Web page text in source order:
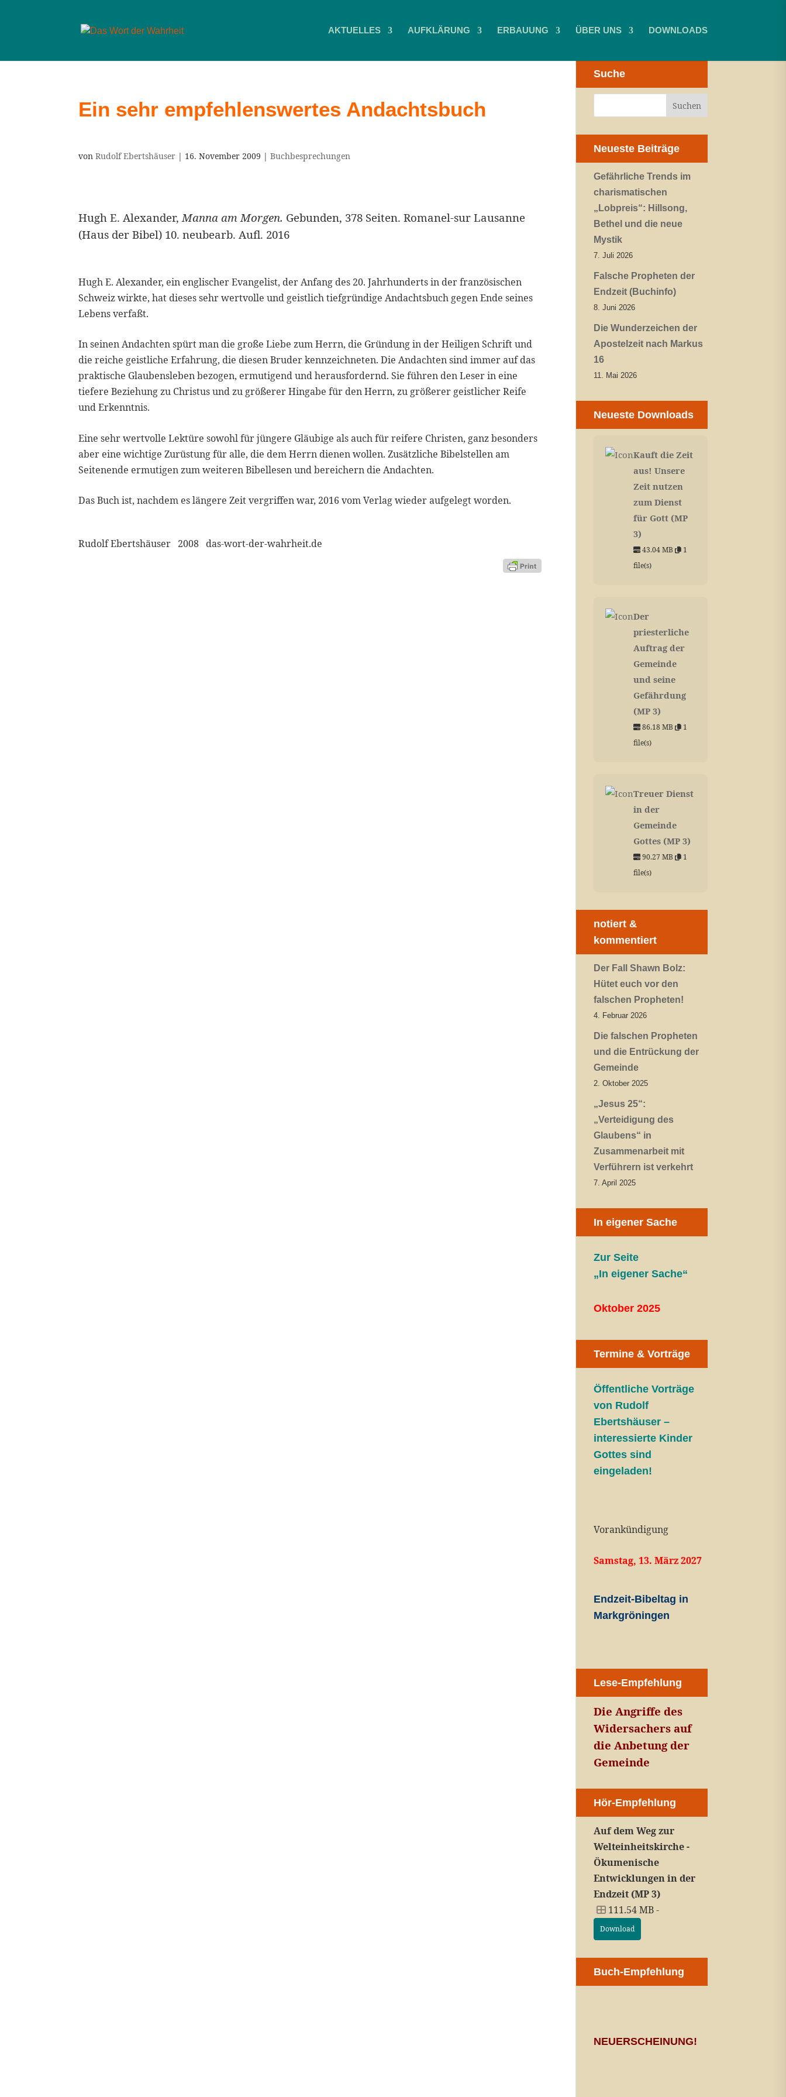
AKTUELLES AUFKLÄRUNG ERBAUUNG ÜBER UNS DOWNLOADS
Ein sehr empfehlenswertes Andachtsbuch
vonRudolf Ebertshäuser | 16. November 2009 |Buchbesprechungen
Hugh E. Alexander,Manna am Morgen. Gebunden, 378 Seiten. Romanel-sur Lausanne
(Haus der Bibel) 10. neubearb. Aufl. 2016
Hugh E. Alexander, ein englischer Evangelist, der Anfang des 20. Jahrhunderts in der französischen
Schweiz wirkte, hat dieses sehr wertvolle und geistlich tiefgründige Andachtsbuch gegen Ende seines
Lebens verfaßt.
In seinen Andachten spürt man die große Liebe zum Herrn, die Gründung in der Heiligen Schrift und
die reiche geistliche Erfahrung, die diesen Bruder kennzeichneten. Die Andachten sind immer auf das
praktische Glaubensleben bezogen, ermutigend und herausfordernd. Sie führen den Leser in eine
tiefere Beziehung zu Christus und zu größerer Hingabe für den Herrn, zu größerer geistlicher Reife
und Erkenntnis.
Eine sehr wertvolle Lektüre sowohl für jüngere Gläubige als auch für reifere Christen, ganz besonders
aber eine wichtige Zurüstung für alle, die dem Herrn dienen wollen. Zusätzliche Bibelstellen am
Seitenende ermutigen zum weiteren Bibellesen und bereichern die Andachten.
Das Buch ist, nachdem es längere Zeit vergriffen war, 2016 vom Verlag wieder aufgelegt worden.
Rudolf Ebertshäuser 2008 das-wort-der-wahrheit.de
Suche
Neueste Beiträge
Gefährliche Trends im
charismatischen
„Lobpreis“: Hillsong,
Bethel und die neue
Mystik
7. Juli 2026
Falsche Propheten der
Endzeit (Buchinfo)
8. Juni 2026
Die Wunderzeichen der
Apostelzeit nach Markus
16
11. Mai 2026
Neueste Downloads
Kauft die Zeit
aus! Unsere
Zeit nutzen
zum Dienst
für Gott (MP
3)
43.04 MB
1
file(s)
Der
priesterliche
Auftrag der
Gemeinde
und seine
Gefährdung
(MP 3)
86.18 MB
1
file(s)
Treuer Dienst
in der
Gemeinde
Gottes (MP 3)
90.27 MB
1
file(s)
notiert &
kommentiert
Der Fall Shawn Bolz:
Hütet euch vor den
falschen Propheten!
4. Februar 2026
Die falschen Propheten
und die Entrückung der
Gemeinde
2. Oktober 2025
„Jesus 25“:
„Verteidigung des
Glaubens“ in
Zusammenarbeit mit
Verführern ist verkehrt
7. April 2025
In eigener Sache
Zur Seite
„In eigener Sache“
Oktober 2025
Termine & Vorträge
Öffentliche Vorträge
von Rudolf
Ebertshäuser –
interessierte Kinder
Gottes sind
eingeladen!
Vorankündigung
Samstag, 13. März 2027
Endzeit-Bibeltag in
Markgröningen
Lese-Empfehlung
Die Angriffe des
Widersachers auf
die Anbetung der
Gemeinde
Hör-Empfehlung
Auf dem Weg zur
Welteinheitskirche -
Ökumenische
Entwicklungen in der
Endzeit (MP 3)
111.54 MB -
Download
Buch-Empfehlung
NEUERSCHEINUNG!